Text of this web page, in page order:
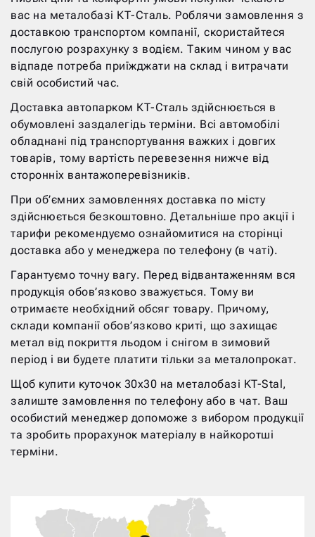
вас на металобазі КТ-Сталь. Роблячи замовлення з
доставкою транспортом компанії, скористайтеся
послугою розрахунку з водієм. Таким чином у вас
відпаде потреба приїжджати на склад і витрачати
свій особистий час.
Доставка автопарком КТ-Сталь здійснюється в
обумовлені заздалегідь терміни. Всі автомобілі
обладнані під транспортування важких і довгих
товарів, тому вартість перевезення нижче від
сторонніх вантажоперевізників.
При об’ємних замовленнях доставка по місту
здійснюється безкоштовно. Детальніше про акції і
тарифи рекомендуємо ознайомитися на сторінці
доставка або у менеджера по телефону (в чаті).
Гарантуємо точну вагу. Перед відвантаженням вся
продукція обов’язково зважується. Тому ви
отримаєте необхідний обсяг товару. Причому,
склади компанії обов’язково криті, що захищає
метал від покриття льодом і снігом в зимовий
період і ви будете платити тільки за металопрокат.
Щоб купити куточок 30х30 на металобазі KT-Stal,
залиште замовлення по телефону або в чат. Ваш
особистий менеджер допоможе з вибором продукції
та зробить прорахунок матеріалу в найкоротші
терміни.